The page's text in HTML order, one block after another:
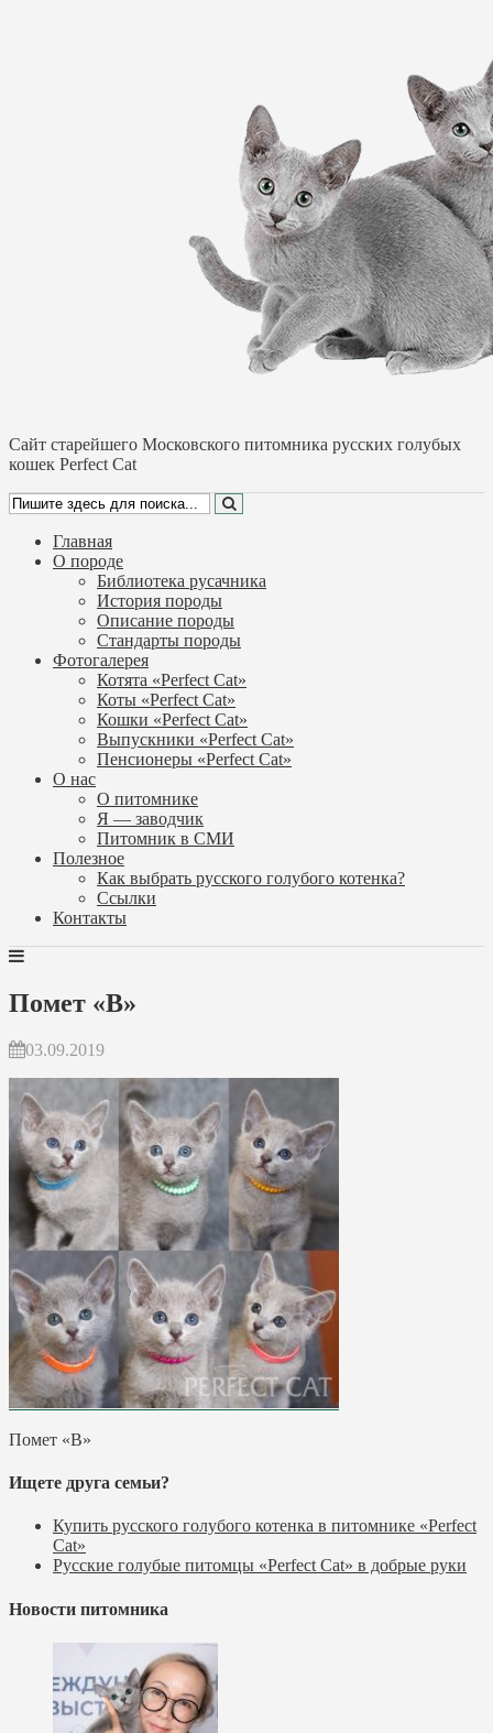
Cайт старейшего Московского питомника русских голубых
кошек Perfect Cat
Главная
О породе
Библиотека русачника
История породы
Описание породы
Стандарты породы
Фотогалерея
Котята «Perfect Cat»
Коты «Perfect Cat»
Кошки «Perfect Cat»
Выпускники «Perfect Cat»
Пенсионеры «Perfect Cat»
О нас
О питомнике
Я — заводчик
Питомник в СМИ
Полезное
Как выбрать русского голубого котенка?
Ссылки
Контакты
Помет «В»
03.09.2019
Помет «В»
Ищете друга семьи?
Купить русского голубого котенка в питомнике «Perfect
Cat»
Русские голубые питомцы «Perfect Cat» в добрые руки
Новости питомника